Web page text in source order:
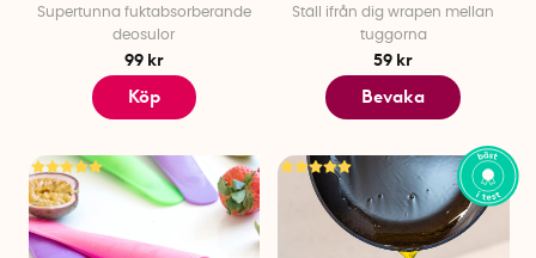
Supertunna fuktabsorberande
deosulor
99 kr
Köp
Ställ ifrån dig wrapen mellan
tuggorna
59 kr
Bevaka